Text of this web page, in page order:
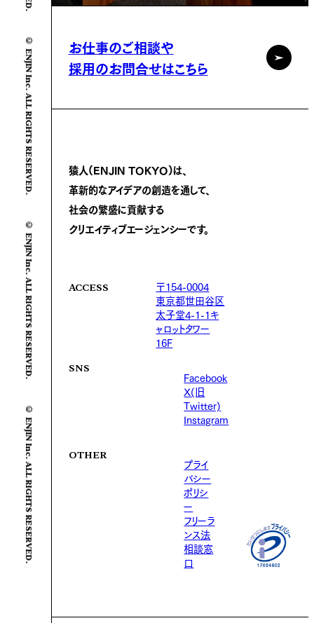
© ENJIN Inc. ALL RIGHTS RESERVED.
© ENJIN Inc. ALL RIGHTS RESERVED.
© ENJIN Inc. ALL RIGHTS RESERVED.
お仕事のご相談や
採用のお問合せはこちら
猿人(ENJIN TOKYO)は、
革新的なアイデアの創造を通して、
社会の繁盛に貢献する
クリエイティブエージェンシーです。
ACCESS
〒154-0004
東京都世田谷区
太子堂4-1-1キ
ャロットタワー
16F
SNS
Facebook
X(旧
Twitter)
Instagram
OTHER
プライ
バシー
ポリシ
ー
フリーラ
ンス法
相談窓
口